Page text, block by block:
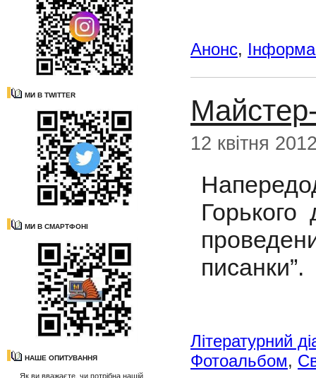
МИ В TWITTER
МИ В СМАРТФОНІ
НАШЕ ОПИТУВАННЯ
Як ви вважаєте, чи потрібна нашій
Анонс,
12 квітня
писанки”.
Літературний
Фотоальбом,